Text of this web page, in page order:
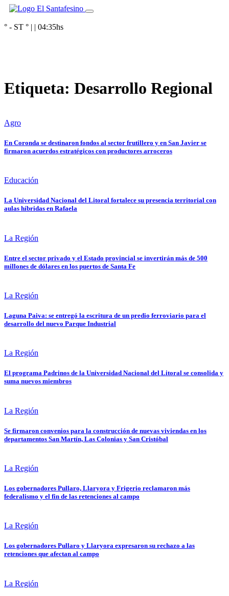
° - ST ° | | 04:35hs
Etiqueta: Desarrollo Regional
Agro
En Coronda se destinaron fondos al sector frutillero y en San Javier se
firmaron acuerdos estratégicos con productores arroceros
Educación
La Universidad Nacional del Litoral fortalece su presencia territorial con
aulas híbridas en Rafaela
La Región
Entre el sector privado y el Estado provincial se invertirán más de 500
millones de dólares en los puertos de Santa Fe
La Región
Laguna Paiva: se entregó la escritura de un predio ferroviario para el
desarrollo del nuevo Parque Industrial
La Región
El programa Padrinos de la Universidad Nacional del Litoral se consolida y
suma nuevos miembros
La Región
Se firmaron convenios para la construcción de nuevas viviendas en los
departamentos San Martín, Las Colonias y San Cristóbal
La Región
Los gobernadores Pullaro, Llaryora y Frigerio reclamaron más
federalismo y el fin de las retenciones al campo
La Región
Los gobernadores Pullaro y Llaryora expresaron su rechazo a las
retenciones que afectan al campo
La Región